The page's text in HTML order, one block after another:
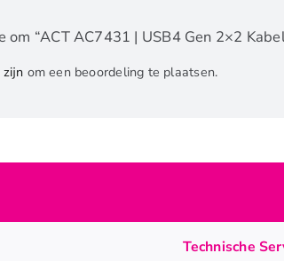
om “ACT AC7431 | USB4 Gen 2×2
zijn om een beoordeling te plaatsen.
Technische